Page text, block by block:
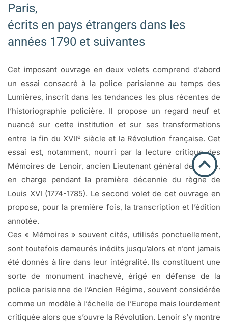
Paris,
écrits en pays étrangers dans les
années 1790 et suivantes
Cet imposant ouvrage en deux volets comprend d’abord
un essai consacré à la police parisienne au temps des
Lumières, inscrit dans les tendances les plus récentes de
l’historiographie policière. Il propose un regard neuf et
nuancé sur cette institution et sur ses transformations
entre la fin du XVIIe siècle et la Révolution française. Cet
essai est, notamment, nourri par la lecture critique des
Mémoires de Lenoir, ancien Lieutenant général de police,
en charge pendant la première décennie du règne de
Louis XVI (1774-1785). Le second volet de cet ouvrage en
propose, pour la première fois, la transcription et l’édition
annotée.
Ces « Mémoires » souvent cités, utilisés ponctuellement,
sont toutefois demeurés inédits jusqu’alors et n’ont jamais
été donnés à lire dans leur intégralité. Ils constituent une
sorte de monument inachevé, érigé en défense de la
police parisienne de l’Ancien Régime, souvent considérée
comme un modèle à l’échelle de l’Europe mais lourdement
critiquée alors que s’ouvre la Révolution. Lenoir s’y montre